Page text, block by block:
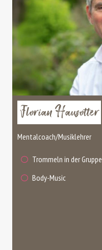
Florian Hausotter
Mentalcoach/Musiklehrer
Trommeln in der Gruppe
Body-Music